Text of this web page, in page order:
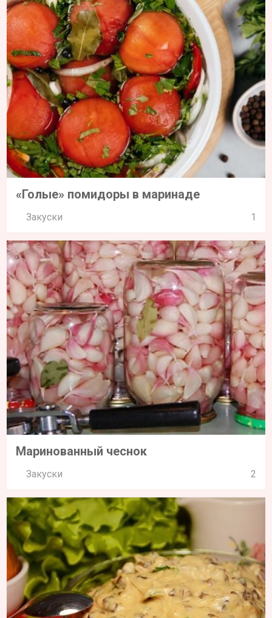
«Голые» помидоры в маринаде
Закуски 1
Маринованный чеснок
Закуски 2